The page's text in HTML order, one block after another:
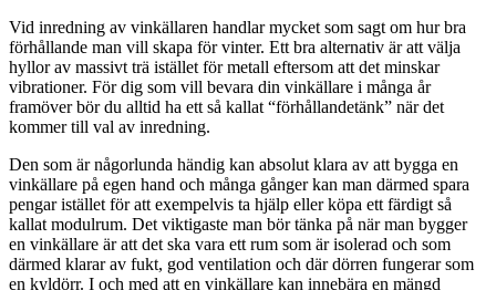
Vid inredning av vinkällaren handlar mycket som sagt om hur bra
förhållande man vill skapa för vinter. Ett bra alternativ är att välja
hyllor av massivt trä istället för metall eftersom att det minskar
vibrationer. För dig som vill bevara din vinkällare i många år
framöver bör du alltid ha ett så kallat “förhållandetänk” när det
kommer till val av inredning.
Den som är någorlunda händig kan absolut klara av att bygga en
vinkällare på egen hand och många gånger kan man därmed spara
pengar istället för att exempelvis ta hjälp eller köpa ett färdigt så
kallat modulrum. Det viktigaste man bör tänka på när man bygger
en vinkällare är att det ska vara ett rum som är isolerad och som
därmed klarar av fukt, god ventilation och där dörren fungerar som
en kyldörr. I och med att en vinkällare kan innebära en mängd